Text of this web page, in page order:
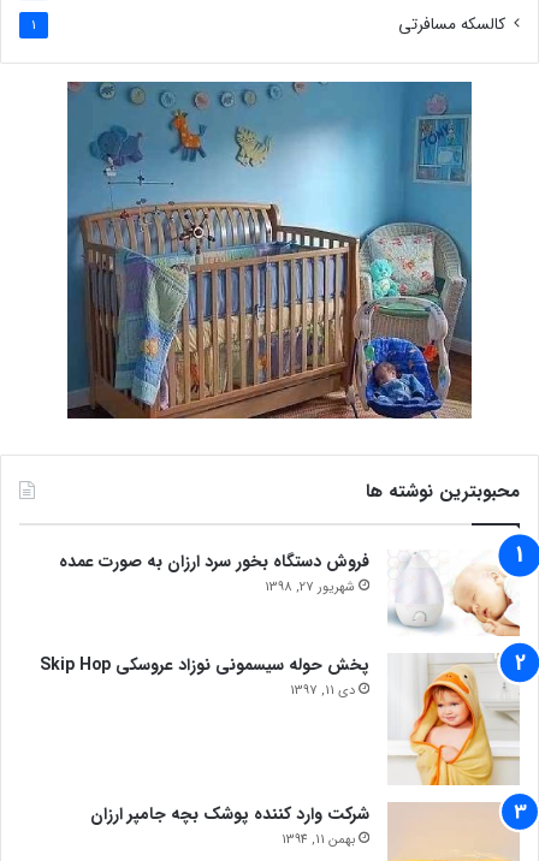
کالسکه مسافرتی 1
محبوبترین نوشته ها
فروش دستگاه بخور سرد ارزان به صورت عمده
شهریور 27, 1398
پخش حوله سیسمونی نوزاد عروسکی Skip Hop
دی 11, 1397
شرکت وارد کننده پوشک بچه جامپر ارزان
بهمن 11, 1394